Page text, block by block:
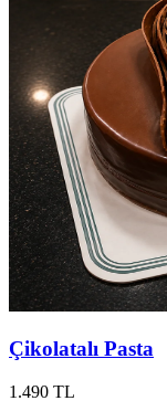
Çikolatalı Pasta
1.490 TL